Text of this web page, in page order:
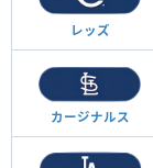
レッズ
カージナルス